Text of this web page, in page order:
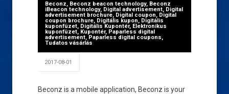
Beconz, Beconz beacon technology, Beconz
iBeacon technology, Digital advertisement, Digital
advertisement brochure, Digital coupon, Digital
coupon brochure, Digitális kupon, Digitális
kuponfüzet, Digitális Kupontér, Elektronikus
kuponfüzet, Kupontér, Paparless digital
advertisement, Paparless digital coupons,
Tudatos vásárlás
2017-08-01
Beconz is a mobile application, Beconz is your